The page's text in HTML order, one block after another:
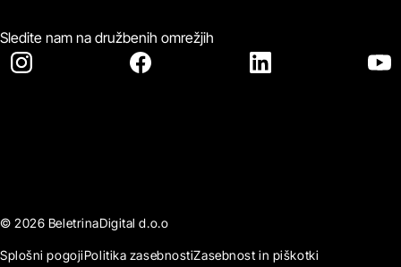
Sledite nam na družbenih omrežjih
© 2026 BeletrinaDigital d.o.o
Splošni pogojiPolitika zasebnostiZasebnost in piškotki